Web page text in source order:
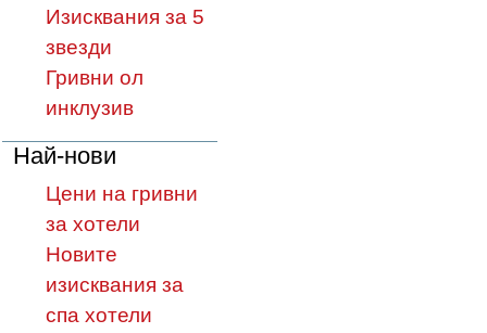
Изисквания за 5
звезди
Гривни ол
инклузив
Най-нови
Цени на гривни
за хотели
Новите
изисквания за
спа хотели